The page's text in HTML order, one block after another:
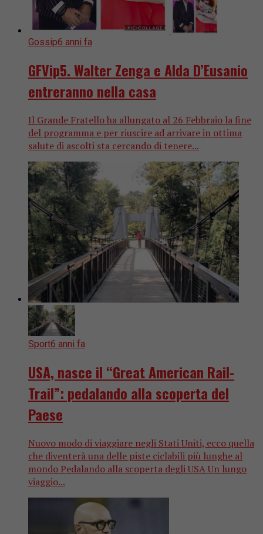
Gossip6 anni fa
GFVip5. Walter Zenga e Alda D’Eusanio
entreranno nella casa
Il Grande Fratello ha allungato al 26 Febbraio la fine
del programma e per riuscire ad arrivare in ottima
salute di ascolti sta cercando di tenere...
Sport6 anni fa
USA, nasce il “Great American Rail-
Trail”: pedalando alla scoperta del
Paese
Nuovo modo di viaggiare negli Stati Uniti, ecco quella
che diventerà una delle piste ciclabili più lunghe al
mondo Pedalando alla scoperta degli USA Un lungo
viaggio...